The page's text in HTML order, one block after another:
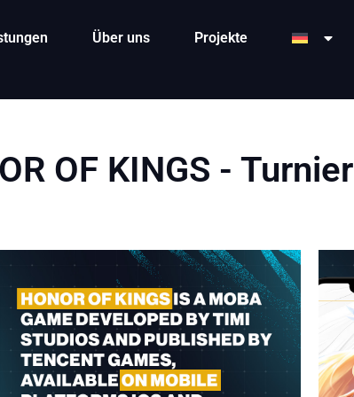
Über uns Projekte
OF KINGS - Turnier